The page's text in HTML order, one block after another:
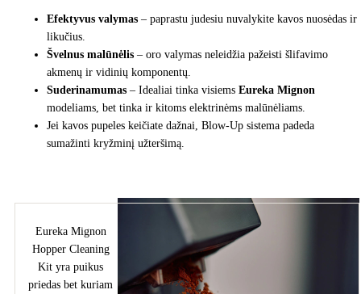
Efektyvus valymas – paprastu judesiu nuvalykite kavos nuosėdas ir
likučius.
Švelnus malūnėlis – oro valymas neleidžia pažeisti šlifavimo
akmenų ir vidinių komponentų.
Suderinamumas – Idealiai tinka visiems Eureka Mignon
modeliams, bet tinka ir kitoms elektrinėms malūnėliams.
Jei kavos pupeles keičiate dažnai, Blow-Up sistema padeda
sumažinti kryžminį užteršimą.
Eureka Mignon
Hopper Cleaning
Kit yra puikus
priedas bet kuriam